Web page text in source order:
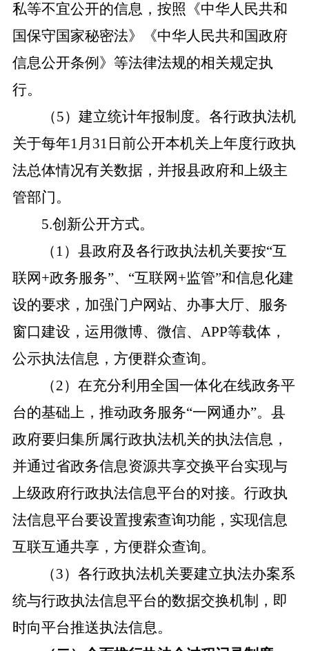
私等不宜公开的信息，按照《中华人民共和
国保守国家秘密法》《中华人民共和国政府
信息公开条例》等法律法规的相关规定执
行。
（5）建立统计年报制度。各行政执法机
关于每年1月31日前公开本机关上年度行政执
法总体情况有关数据，并报县政府和上级主
管部门。
5.创新公开方式。
（ 1）县政府及各行政执法机关要按“互
联网+政务服务”、“互联网+监管”和信息化建
设的要求，加强门户网站、办事大厅、服务
窗口建设，运用微博、微信、APP等载体，
公示执法信息，方便群众查询。
（2）在充分利用全国一体化在线政务平
台的基础上，推动政务服务“一网通办”。县
政府要归集所属行政执法机关的执法信息，
并通过省政务信息资源共享交换平台实现与
上级政府行政执法信息平台的对接。行政执
法信息平台要设置搜索查询功能，实现信息
互联互通共享，方便群众查询。
（3）各行政执法机关要建立执法办案系
统与行政执法信息平台的数据交换机制，即
时向平台推送执法信息。